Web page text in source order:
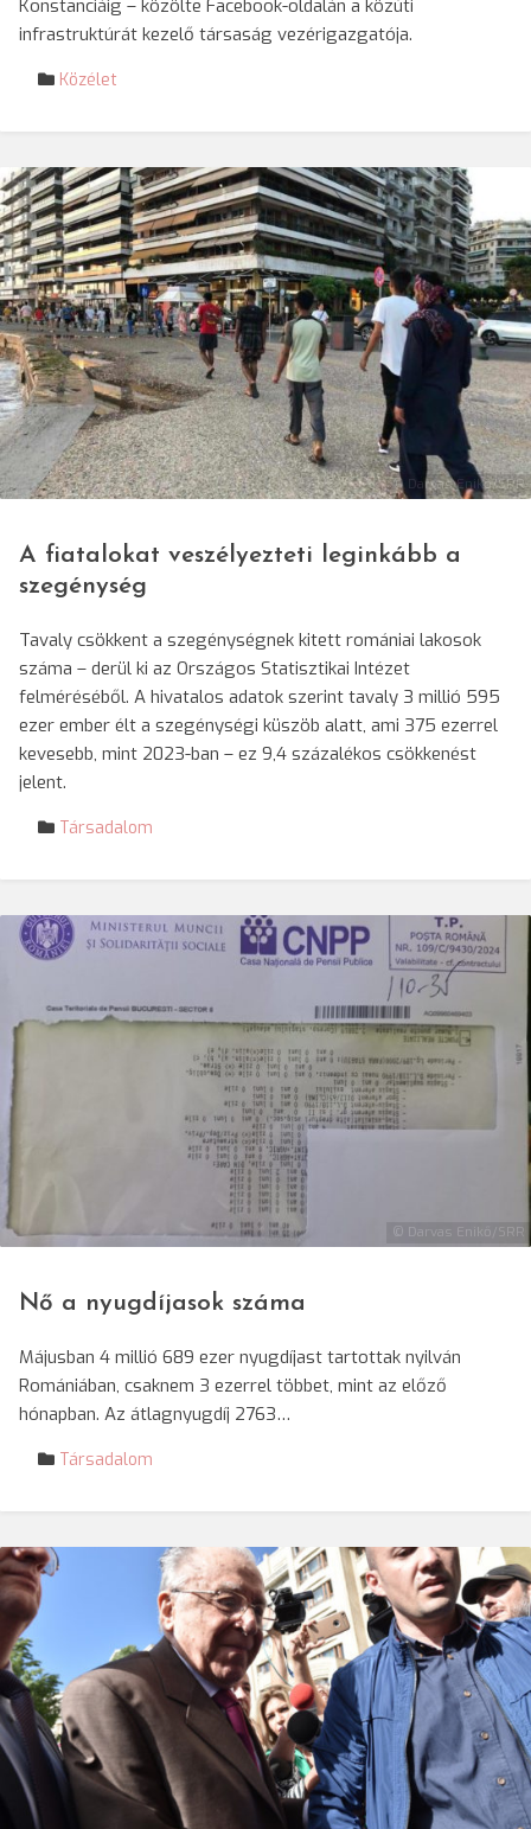
Konstanciáig – közölte Facebook-oldalán a közúti
infrastruktúrát kezelő társaság vezérigazgatója.
Közélet
© Darvas Enikő/SRR
A fiatalokat veszélyezteti leginkább a
szegénység
Tavaly csökkent a szegénységnek kitett romániai lakosok
száma – derül ki az Országos Statisztikai Intézet
felméréséből. A hivatalos adatok szerint tavaly 3 millió 595
ezer ember élt a szegénységi küszöb alatt, ami 375 ezerrel
kevesebb, mint 2023-ban – ez 9,4 százalékos csökkenést
jelent.
Társadalom
© Darvas Enikő/SRR
Nő a nyugdíjasok száma
Májusban 4 millió 689 ezer nyugdíjast tartottak nyilván
Romániában, csaknem 3 ezerrel többet, mint az előző
hónapban. Az átlagnyugdíj 2763…
Társadalom